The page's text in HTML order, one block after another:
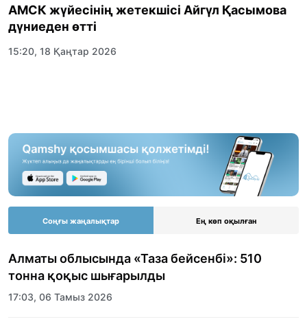
АМСК жүйесінің жетекшісі Айгүл Қасымова
дүниеден өтті
15:20, 18 Қаңтар 2026
Соңғы жаңалықтар Ең көп оқылған
Алматы облысында «Таза бейсенбі»: 510
тонна қоқыс шығарылды
17:03, 06 Тамыз 2026